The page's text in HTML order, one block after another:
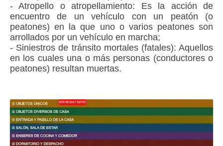
- Atropello o atropellamiento: Es la acción de
encuentro de un vehículo con un peatón (o
peatones) en la que uno o varios peatones son
arrollados por un vehículo en marcha;
- Siniestros de tránsito mortales (fatales): Aquellos
en los cuales una o más personas (conductores o
peatones) resultan muertas.